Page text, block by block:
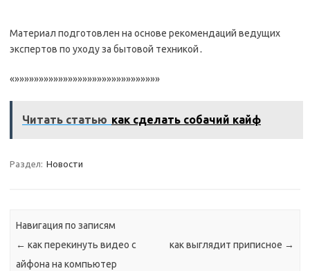
Материал подготовлен на основе рекомендаций ведущих
экспертов по уходу за бытовой техникой․
«»»»»»»»»»»»»»»»»»»»»»»»»»»»»»»
Читать статью как сделать собачий кайф
Раздел: Новости
Навигация по записям
← как перекинуть видео с
айфона на компьютер
как выглядит приписное →